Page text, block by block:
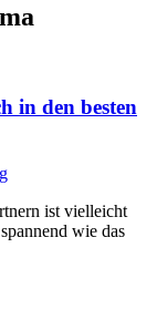
in den besten
ist vielleicht
wie das